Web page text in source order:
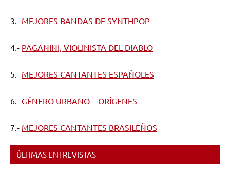
3.- MEJORES BANDAS DE SYNTHPOP
4.- PAGANINI, VIOLINISTA DEL DIABLO
5.- MEJORES CANTANTES ESPAÑOLES
6.- GÉNERO URBANO – ORÍGENES
7.- MEJORES CANTANTES BRASILEÑOS
ÚLTIMAS ENTREVISTAS